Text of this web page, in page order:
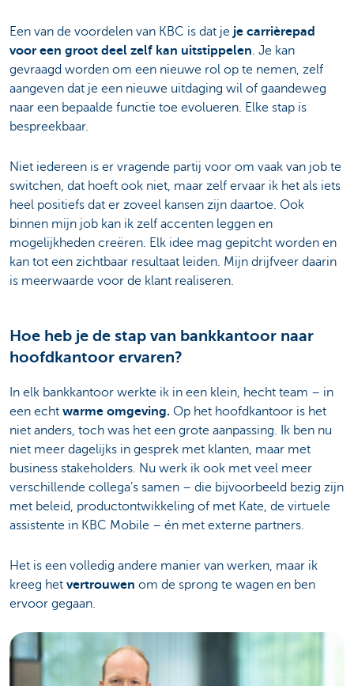
Een van de voordelen van KBC is dat je je carrièrepad
voor een groot deel zelf kan uitstippelen. Je kan
gevraagd worden om een nieuwe rol op te nemen, zelf
aangeven dat je een nieuwe uitdaging wil of gaandeweg
naar een bepaalde functie toe evolueren. Elke stap is
bespreekbaar.
Niet iedereen is er vragende partij voor om vaak van job te
switchen, dat hoeft ook niet, maar zelf ervaar ik het als iets
heel positiefs dat er zoveel kansen zijn daartoe. Ook
binnen mijn job kan ik zelf accenten leggen en
mogelijkheden creëren. Elk idee mag gepitcht worden en
kan tot een zichtbaar resultaat leiden. Mijn drijfveer daarin
is meerwaarde voor de klant realiseren.
Hoe heb je de stap van bankkantoor naar
hoofdkantoor ervaren?
In elk bankkantoor werkte ik in een klein, hecht team – in
een echt warme omgeving. Op het hoofdkantoor is het
niet anders, toch was het een grote aanpassing. Ik ben nu
niet meer dagelijks in gesprek met klanten, maar met
business stakeholders. Nu werk ik ook met veel meer
verschillende collega’s samen – die bijvoorbeeld bezig zijn
met beleid, productontwikkeling of met Kate, de virtuele
assistente in KBC Mobile – én met externe partners.
Het is een volledig andere manier van werken, maar ik
kreeg het vertrouwen om de sprong te wagen en ben
ervoor gegaan.